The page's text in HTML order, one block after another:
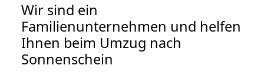
Wir sind ein
Familienunternehmen und helfen
Ihnen beim Umzug nach
Sonnenschein